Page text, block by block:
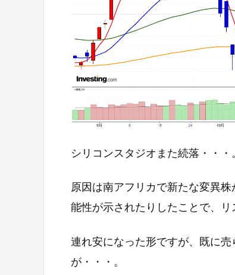
シリコンスタジオまた続落・・・
原因は南アフリカで新たな変異
能性が示されたりしたことで、リ
連れ安になった形ですが、既に
が・・・。